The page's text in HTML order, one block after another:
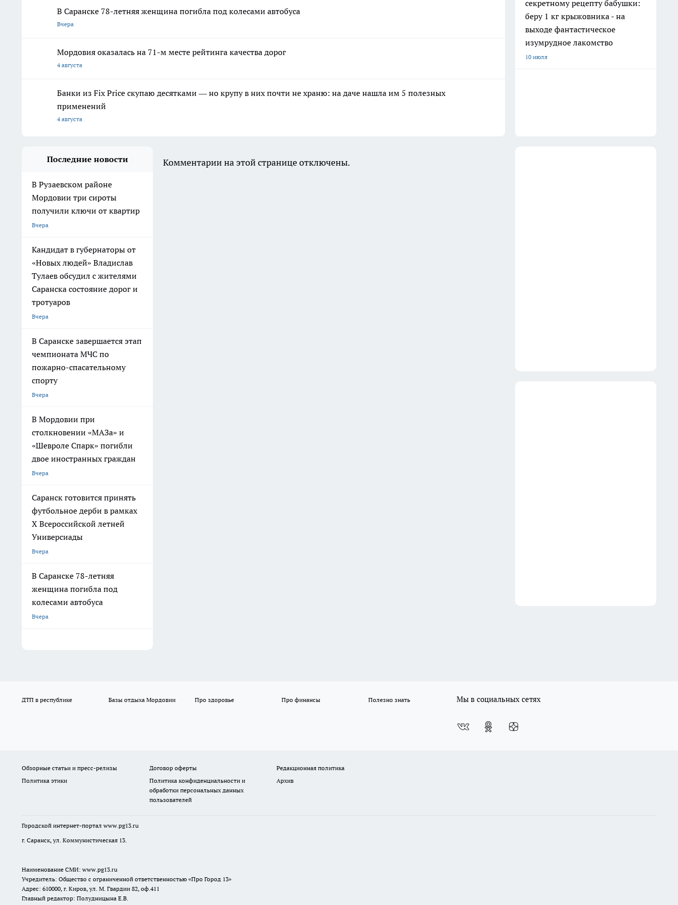
В Саранске 78-летняя женщина погибла под колесами автобуса
Вчера
Мордовия оказалась на 71-м месте рейтинга качества дорог
4 августа
Банки из Fix Price скупаю десятками — но крупу в них почти не храню: на даче нашла им 5 полезных
применений
4 августа
секретному рецепту бабушки:
беру 1 кг крыжовника - на
выходе фантастическое
изумрудное лакомство
10 июля
Последние новости
В Рузаевском районе
Мордовии три сироты
получили ключи от квартир
Вчера
Кандидат в губернаторы от
«Новых людей» Владислав
Тулаев обсудил с жителями
Саранска состояние дорог и
тротуаров
Вчера
В Саранске завершается этап
чемпионата МЧС по
пожарно-спасательному
спорту
Вчера
В Мордовии при
столкновении «МАЗа» и
«Шевроле Спарк» погибли
двое иностранных граждан
Вчера
Саранск готовится принять
футбольное дерби в рамках
X Всероссийской летней
Универсиады
Вчера
В Саранске 78-летняя
женщина погибла под
колесами автобуса
Вчера
Комментарии на этой странице отключены.
ДТП в республике Базы отдыха Мордовии Про здоровье Про финансы Полезно знать Мы в социальных сетях
Обзорные статьи и пресс-релизы Договор оферты
Редакционная политика
Политика этики
Политика конфиденциальности и
обработки персональных данных
пользователей
Архив
Городской интернет-портал www.pg13.ru
г. Саранск, ул. Коммунистическая 13.
Наименование СМИ: www.pg13.ru
Учредитель: Общество с ограниченной ответственностью «Про Город 13»
Адрес: 610000, г. Киров, ул. М. Гвардии 82, оф.411
Главный редактор: Полудницына Е.В.